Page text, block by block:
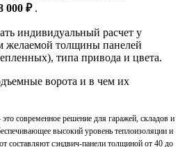
000 ₽.
индивидуальный расчет у
желаемой толщины панелей
типа привода и цвета.
ворота и в чем их
современное решение для гаражей, складов и
высокий уровень теплоизоляции и
составляют сэндвич-панели толщиной от 40 до